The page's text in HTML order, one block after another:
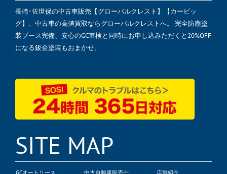
長崎･佐世保の中古車販売【グローバルクレスト】【カービッ
グ】、中古車の高値買取ならグローバルクレストへ。 完全防塵塗
装ブース完備、安心のGC車検と同時にお申し込みただくと20%OFF
になる鈑金塗装もおまかせ。
SITE MAP